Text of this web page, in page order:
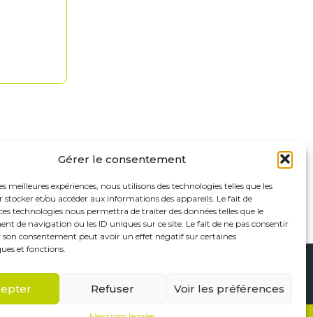
Gérer le consentement
meilleures expériences, nous utilisons des technologies telles que les
stocker et/ou accéder aux informations des appareils. Le fait de
technologies nous permettra de traiter des données telles que le
de navigation ou les ID uniques sur ce site. Le fait de ne pas consentir
son consentement peut avoir un effet négatif sur certaines
et fonctions.
Refuser Voir les préférences
Footer
Principale
Saint-Maur-des-Fossés